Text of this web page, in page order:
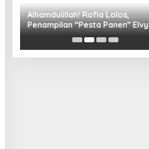
Alhamdulillah! Rofia Lolos,
Penampilan “Pesta Panen” Elvy
Sukaesih Berbuah Manis